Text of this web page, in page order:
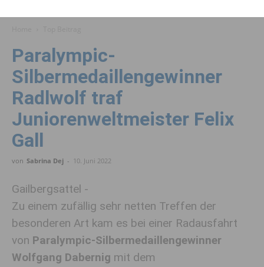
Paralympic-
Silbermedaillengewinner
Radlwolf traf
Juniorenweltmeister Felix
Gall
von Sabrina Dej - 10. Juni 2022
Gailbergsattel -
Zu einem zufällig sehr netten Treffen der
besonderen Art kam es bei einer Radausfahrt
von Paralympic-Silbermedaillengewinner
Wolfgang Dabernig mit dem